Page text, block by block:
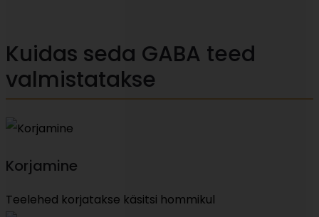
Kuidas seda GABA teed
valmistatakse
Korjamine
Teelehed korjatakse käsitsi hommikul